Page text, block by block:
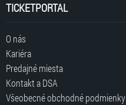
TICKETPORTAL
O nás
Kariéra
Predajné miesta
Kontakt a DSA
Všeobecné obchodné podmienky